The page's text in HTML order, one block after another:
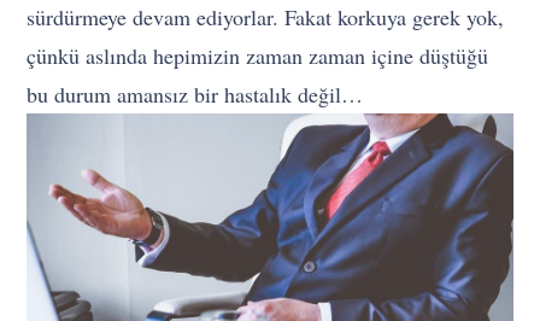
sürdürmeye devam ediyorlar. Fakat korkuya gerek yok,
çünkü aslında hepimizin zaman zaman içine düştüğü
bu durum amansız bir hastalık değil…